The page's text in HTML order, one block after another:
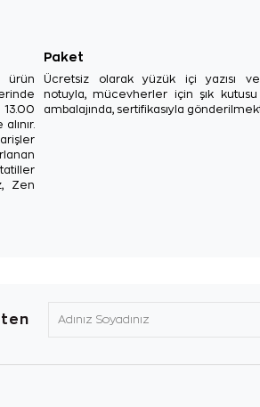
ürün
13.00
Zen
Paket
Ücretsiz olarak yüzük içi yazısı
notuyla, mücevherler için şık
ambalajında, sertifikasıyla